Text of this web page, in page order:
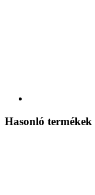
Hasonló termékek